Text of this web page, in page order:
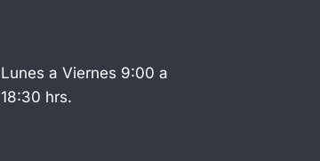
Lunes a Viernes 9:00 a
18:30 hrs.